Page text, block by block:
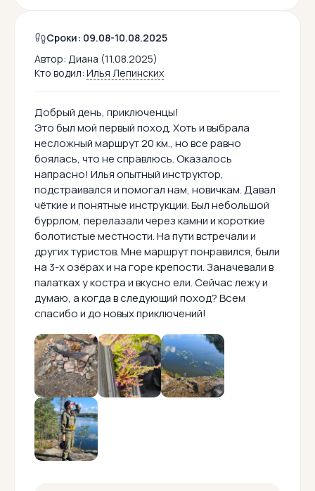
Сроки: 09.08-10.08.2025
Автор: Диана (11.08.2025)
Кто водил: Илья Лепинских
Добрый день, приключенцы!
Это был мой первый поход. Хоть и выбрала
несложный маршрут 20 км., но все равно
боялась, что не справлюсь. Оказалось
напрасно! Илья опытный инструктор,
подстраивался и помогал нам, новичкам. Давал
чёткие и понятные инструкции. Был небольшой
буррлом, перелазали через камни и короткие
болотистые местности. На пути встречали и
других туристов. Мне маршрут понравился, были
на 3-х озёрах и на горе крепости. Заначевали в
палатках у костра и вкусно ели. Сейчас лежу и
думаю, а когда в следующий поход? Всем
спасибо и до новых приключений!